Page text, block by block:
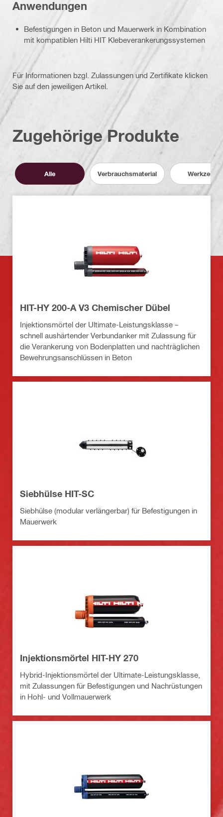
Anwendungen
Befestigungen in Beton und Mauerwerk in Kombination
mit kompatiblen Hilti HIT Klebeverankerungssystemen
Für Informationen bzgl. Zulassungen und Zertifikate klicken
Sie auf den jeweiligen Artikel.
Zugehörige Produkte
Alle Verbrauchsmaterial Werkzeuge
HIT-HY 200-A V3 Chemischer Dübel
Injektionsmörtel der Ultimate-Leistungsklasse –
schnell aushärtender Verbundanker mit Zulassung für
die Verankerung von Bodenplatten und nachträglichen
Bewehrungsanschlüssen in Beton
Siebhülse HIT-SC
Siebhülse (modular verlängerbar) für Befestigungen in
Mauerwerk
Injektionsmörtel HIT-HY 270
Hybrid-Injektionsmörtel der Ultimate-Leistungsklasse,
mit Zulassungen für Befestigungen und Nachrüstungen
in Hohl- und Vollmauerwerk